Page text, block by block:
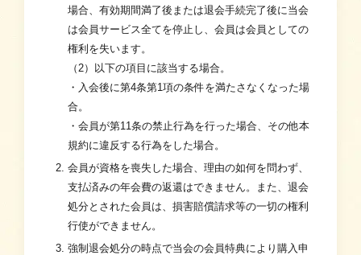
場合、有効期間満了後または退会手続完了後に当会
は会員サービス全てを停止し、会員は会員としての
権利を失います。
（2）以下の項目に該当する場合。
・入会後に第4条第1項の条件を満たさなくなった場
合。
・会員が第11条の禁止行為を行った場合、その他本
規約に違反する行為をした場合。
会員が資格を喪失した場合、理由の如何を問わず、
支払済みの年会費の返還はできません。また、退会
処分とされた会員は、損害賠償請求等の一切の権利
行使ができません。
強制退会処分の時点で当会の会員特典により購入申